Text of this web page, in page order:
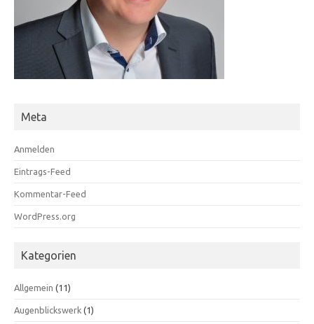
Meta
Anmelden
Eintrags-Feed
Kommentar-Feed
WordPress.org
Kategorien
Allgemein (11)
Augenblickswerk (1)